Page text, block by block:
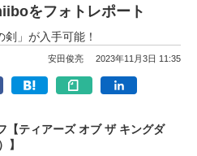
をフォトレポート
」が入手可能！
安田俊亮 2023年11月3日 11:35
【ティアーズ オブ ザ キングダ
】